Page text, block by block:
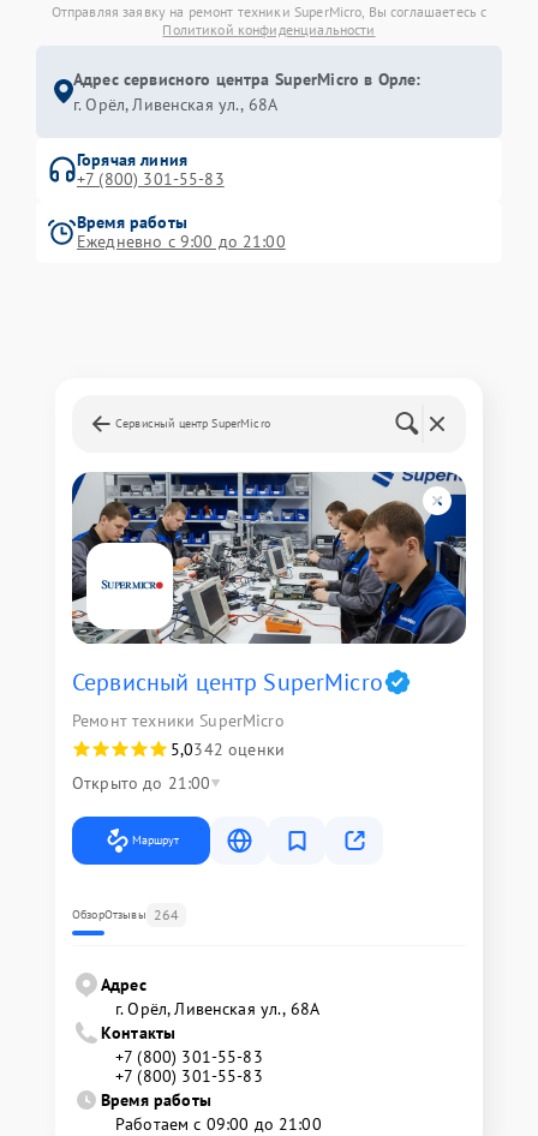
Отправляя заявку на ремонт техники SuperMicro, Вы соглашаетесь с
Политикой конфиденциальности
Адрес сервисного центра SuperMicro в Орле:
г. Орёл, Ливенская ул., 68А
Горячая линия
+7 (800) 301-55-83
Время работы
Ежедневно с 9:00 до 21:00
Сервисный центр SuperMicro
Сервисный центр SuperMicro
Ремонт техники SuperMicro
5,0342 оценки
Открыто до 21:00
Маршрут
ОбзорОтзывы 264
Адрес
г. Орёл, Ливенская ул., 68А
Контакты
+7 (800) 301-55-83
+7 (800) 301-55-83
Время работы
Работаем с 09:00 до 21:00